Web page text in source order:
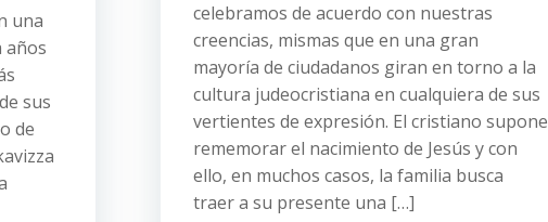
una
años
sus
de
celebramos de acuerdo con nuestras
creencias, mismas que en una gran
mayoría de ciudadanos giran en torno a la
cultura judeocristiana en cualquiera de sus
vertientes de expresión. El cristiano supone
rememorar el nacimiento de Jesús y con
ello, en muchos casos, la familia busca
traer a su presente una […]